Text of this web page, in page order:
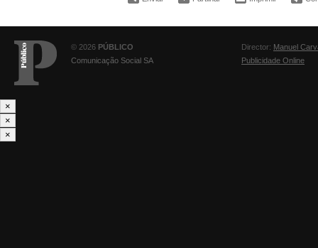
© 2026 PÚBLICO
Comunicação Social SA
Director: Manuel
Publicidade Online
×
×
×